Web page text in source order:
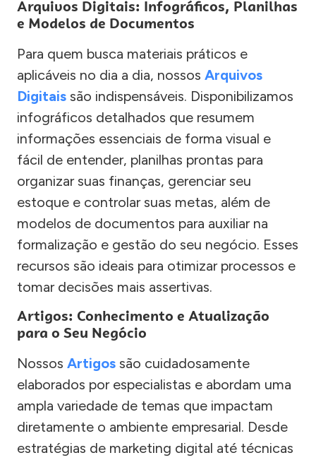
Arquivos Digitais: Infográficos, Planilhas
e Modelos de Documentos
Para quem busca materiais práticos e
aplicáveis no dia a dia, nossos Arquivos
Digitais são indispensáveis. Disponibilizamos
infográficos detalhados que resumem
informações essenciais de forma visual e
fácil de entender, planilhas prontas para
organizar suas finanças, gerenciar seu
estoque e controlar suas metas, além de
modelos de documentos para auxiliar na
formalização e gestão do seu negócio. Esses
recursos são ideais para otimizar processos e
tomar decisões mais assertivas.
Artigos: Conhecimento e Atualização
para o Seu Negócio
Nossos Artigos são cuidadosamente
elaborados por especialistas e abordam uma
ampla variedade de temas que impactam
diretamente o ambiente empresarial. Desde
estratégias de marketing digital até técnicas